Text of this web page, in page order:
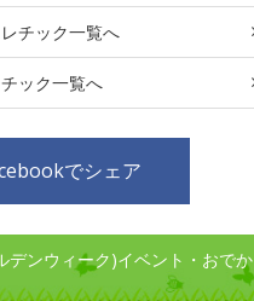
チック一覧へ
ック一覧へ
でシェア
デンウィーク)イベント・おでか